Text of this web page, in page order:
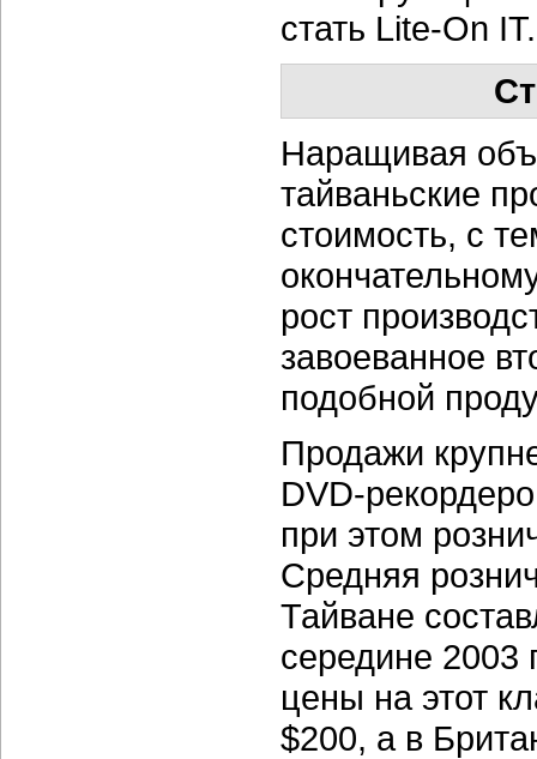
стать Lite-On IT.
Наращивая
тайваньские
стоимость, с
рост
завоеванное
подобной
Продажи
DVD-
при этом
Средняя
Тайване
середине 2003
цены на этот
$200, а в